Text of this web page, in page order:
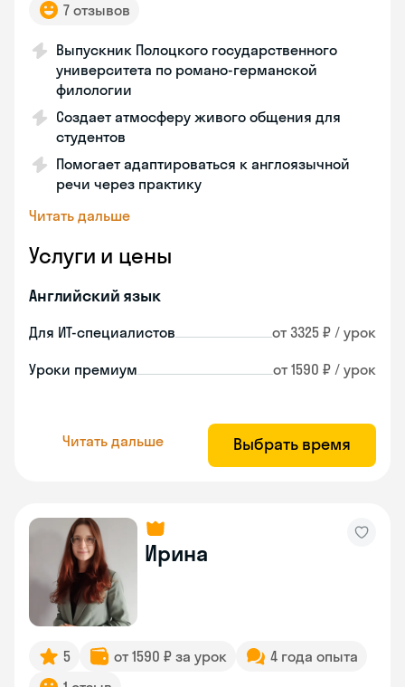
7 отзывов
Выпускник Полоцкого государственного
университета по романо-германской
филологии
Создает атмосферу живого общения для
студентов
Помогает адаптироваться к англоязычной
речи через практику
Читать дальше
Услуги и цены
Английский язык
Для ИТ-специалистов от 3325 ₽ / урок
Уроки премиум от 1590 ₽ / урок
Читать дальше Выбрать время
Ирина
5 от 1590 ₽ за урок
4 года опыта